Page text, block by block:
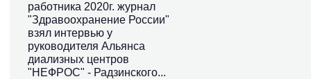
работника 2020г. журнал
"Здравоохранение России"
взял интервью у
руководителя Альянса
диализных центров
"НЕФРОС" - Радзинского...